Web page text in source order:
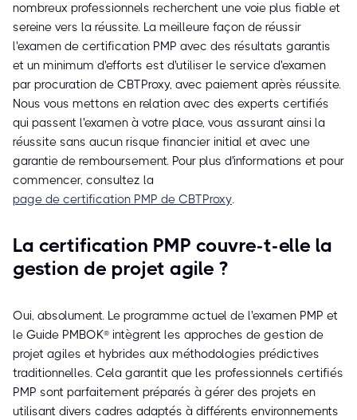
nombreux professionnels recherchent une voie plus fiable et
sereine vers la réussite. La meilleure façon de réussir
l'examen de certification PMP avec des résultats garantis
et un minimum d'efforts est d'utiliser le service d'examen
par procuration de CBTProxy, avec paiement après réussite.
Nous vous mettons en relation avec des experts certifiés
qui passent l'examen à votre place, vous assurant ainsi la
réussite sans aucun risque financier initial et avec une
garantie de remboursement. Pour plus d'informations et pour
commencer, consultez la
page de certification PMP de CBTProxy.
La certification PMP couvre-t-elle la
gestion de projet agile ?
Oui, absolument. Le programme actuel de l'examen PMP et
le Guide PMBOK® intègrent les approches de gestion de
projet agiles et hybrides aux méthodologies prédictives
traditionnelles. Cela garantit que les professionnels certifiés
PMP sont parfaitement préparés à gérer des projets en
utilisant divers cadres adaptés à différents environnements